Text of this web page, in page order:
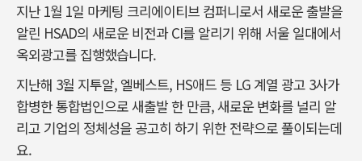
지난 1월 1일 마케팅 크리에이티브 컴퍼니로서 새로운 출발을
알린 HSAD의 새로운 비전과 CI를 알리기 위해 서울 일대에서
옥외광고를 집행했습니다.
지난해 3월 지투알, 엘베스트, HS애드 등 LG 계열 광고 3사가
합병한 통합법인으로 새출발 한 만큼, 새로운 변화를 널리 알
리고 기업의 정체성을 공고히 하기 위한 전략으로 풀이되는데
요.